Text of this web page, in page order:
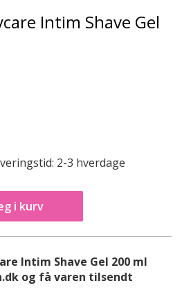
Intim Shave Gel
i kurv
2-3 hverdage
Intim Shave Gel 200 ml
og få varen tilsendt